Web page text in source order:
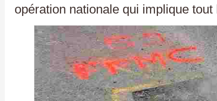
opération nationale qui implique